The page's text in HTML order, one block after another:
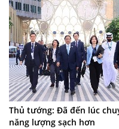
Thủ tướng: Đã đến lúc
năng lượng sạch hơn